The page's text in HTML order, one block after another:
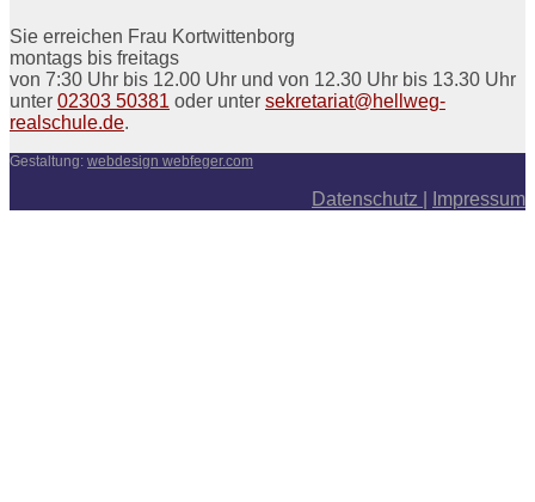
Sie erreichen Frau Kortwittenborg
montags bis freitags
von 7:30 Uhr bis 12.00 Uhr und von 12.30 Uhr bis 13.30 Uhr
unter 02303 50381 oder unter sekretariat@hellweg-
realschule.de.
Gestaltung: webdesign webfeger.com
Datenschutz Impressum